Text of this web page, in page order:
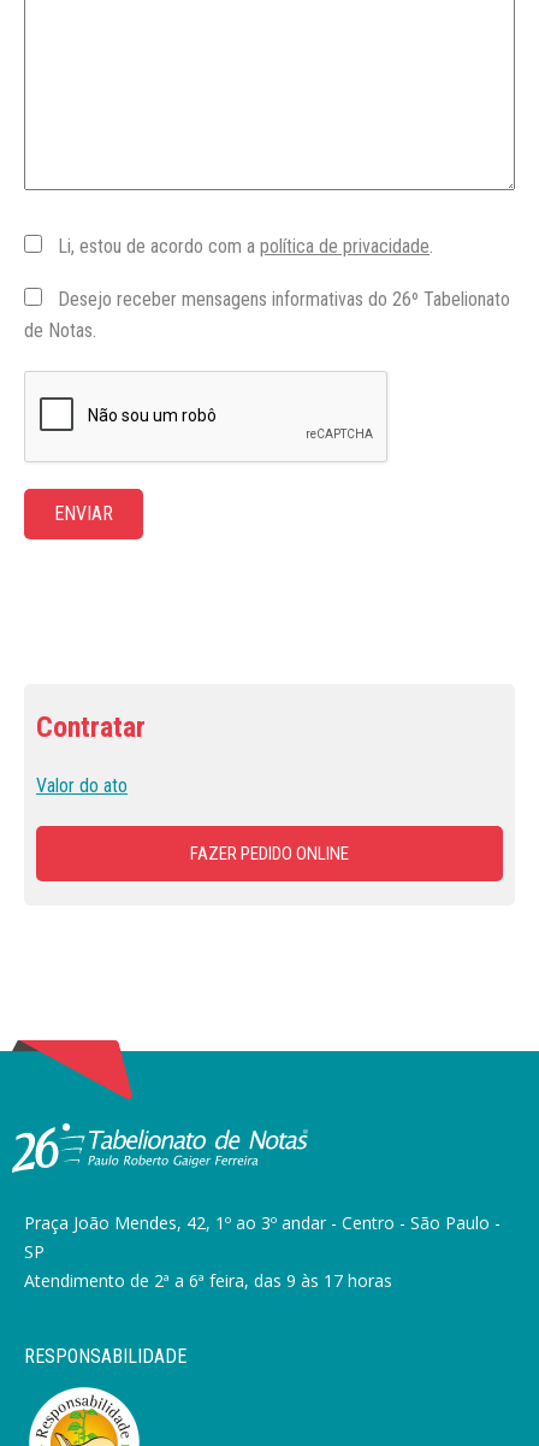
Li, estou de acordo com a política de privacidade
Desejo receber mensagens informativas do 26º Tabelionato
de Notas.
ENVIAR
Contratar
Valor do ato
FAZER PEDIDO ONLINE
Praça João Mendes, 42, 1º ao 3º andar - Centro - São Paulo -
SP
Atendimento de 2ª a 6ª feira, das 9 às 17 horas
RESPONSABILIDADE